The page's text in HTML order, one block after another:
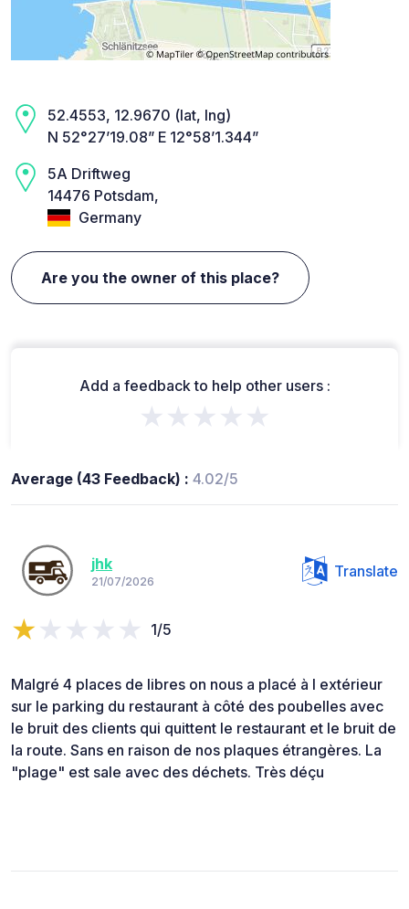
52.4553, 12.9670 (lat, lng)
N 52°27’19.08” E 12°58’1.344”
5A Driftweg
14476 Potsdam,
Germany
Are you the owner of this place?
Add a feedback to help other users :
★★★★★
Average (43 Feedback) : 4.02/5
jhk
21/07/2026
Translate
1/5
Malgré 4 places de libres on nous a placé à l extérieur
sur le parking du restaurant à côté des poubelles avec
le bruit des clients qui quittent le restaurant et le bruit de
la route. Sans en raison de nos plaques étrangères. La
"plage" est sale avec des déchets. Très déçu